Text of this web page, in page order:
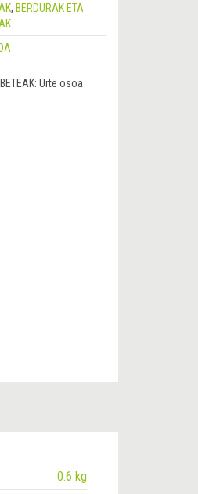
, BERDURAK ETA
Urte osoa
0.6 kg